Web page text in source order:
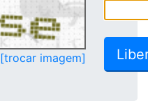
[trocar imagem]